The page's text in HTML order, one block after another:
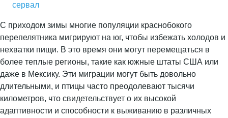
сервал
С приходом зимы многие популяции краснобокого
перепелятника мигрируют на юг, чтобы избежать холодов и
нехватки пищи. В это время они могут перемещаться в
более теплые регионы, такие как южные штаты США или
даже в Мексику. Эти миграции могут быть довольно
длительными, и птицы часто преодолевают тысячи
километров, что свидетельствует о их высокой
адаптивности и способности к выживанию в различных